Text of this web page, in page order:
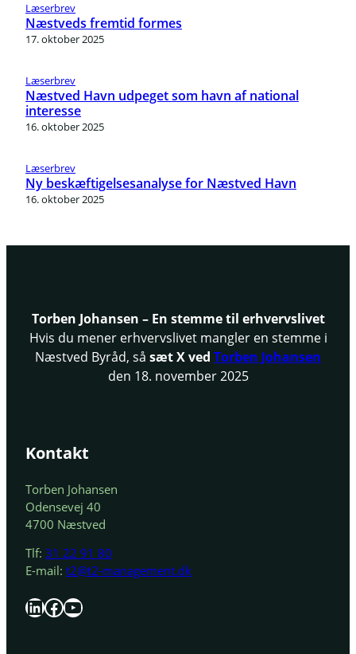
Læserbrev
Næstveds fremtid formes
17. oktober 2025
Læserbrev
Næstved Havn udpeget som havn af national
interesse
16. oktober 2025
Læserbrev
Ny beskæftigelsesanalyse for Næstved Havn
16. oktober 2025
Torben Johansen – En stemme til erhvervslivet
Hvis du mener erhvervslivet mangler en stemme i
Næstved Byråd, så sæt X ved Torben Johansen
den 18. november 2025
Kontakt
Torben Johansen
Odensevej 40
4700 Næstved
Tlf: 31 22 91 80
E-mail: t2@t2-management.dk
LinkedIn Facebook YouTube